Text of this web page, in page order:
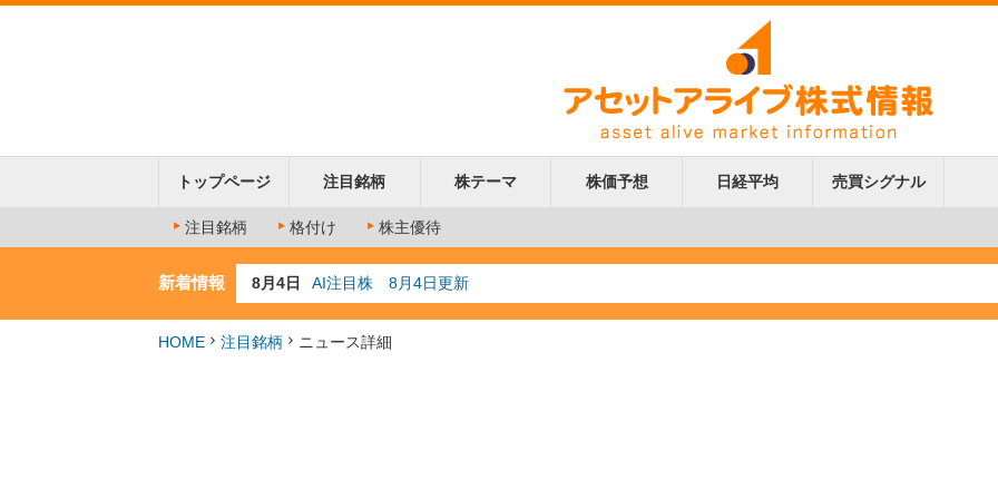
トップページ 注目銘柄 株テーマ 株価予想 日経平均 売買シグナル
注目銘柄 格付け 株主優待
新着情報 8月4日
AI注目株 8月4日更新
8月3日
人気業種注目株 8月3日更新
7月29日
日経225シグナル点灯
HOME 注目銘柄 ニュース詳細